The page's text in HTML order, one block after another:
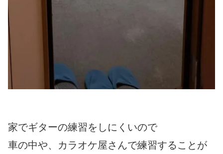
家でギターの練習をしにくいので
車の中や、カラオケ屋さんで練習することが